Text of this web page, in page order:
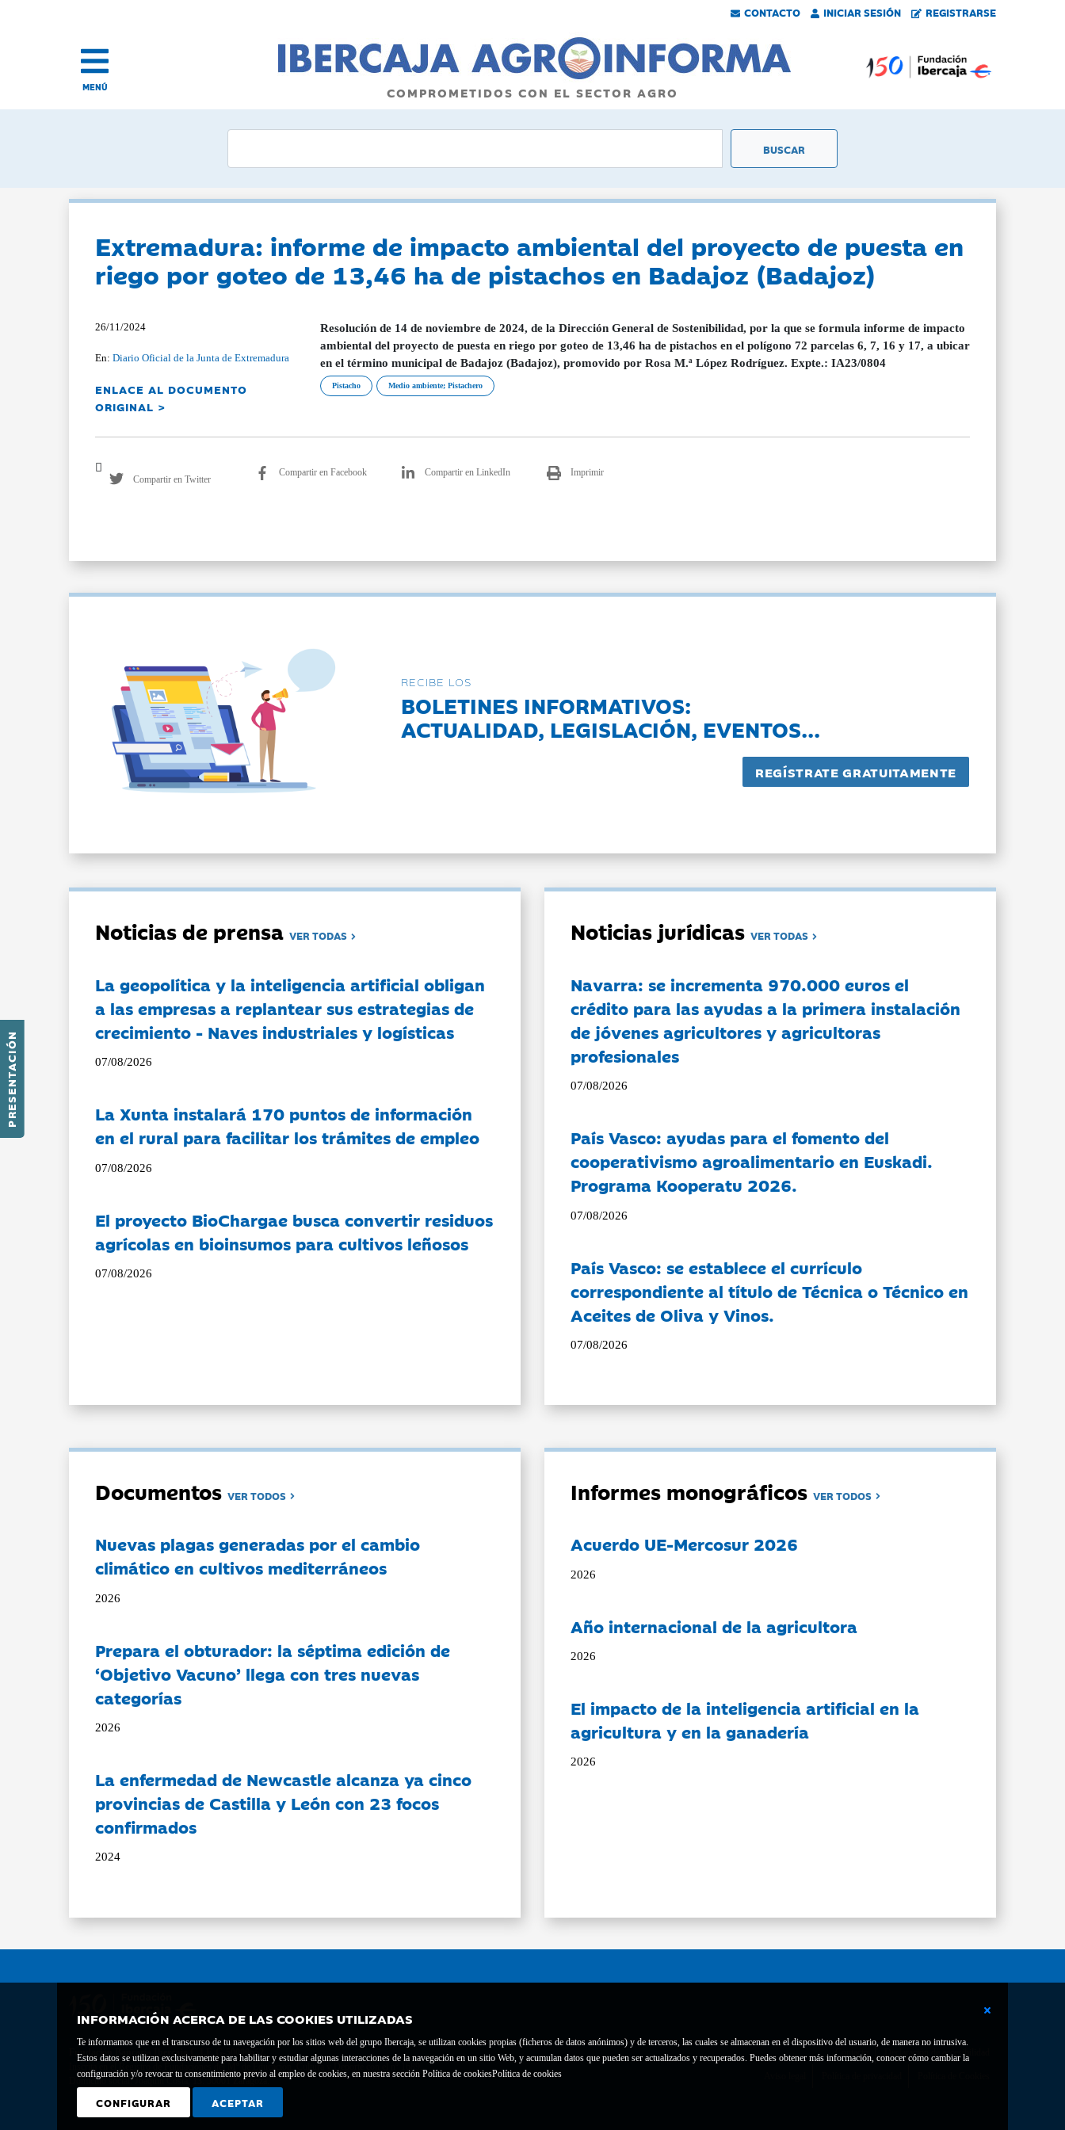
CONTACTO INICIAR SESIÓN REGISTRARSE
PRESENTACIÓN
MENÚ COMPROMETIDOS CON EL SECTOR AGRO
INFORMACIÓN ACERCA DE LAS COOKIES UTILIZADAS
Te informamos que en el transcurso de tu navegación por los sitios web del grupo Ibercaja, se utilizan cookies propias (ficheros de datos anónimos) y de terceros, las cuales se almacenan en el dispositivo del usuario, de manera no intrusiva.
Estos datos se utilizan exclusivamente para habilitar y estudiar algunas interacciones de la navegación en un sitio Web, y acumulan datos que pueden ser actualizados y recuperados. Puedes obtener más información, conocer cómo cambiar la
configuración y/o revocar tu consentimiento previo al empleo de cookies, en nuestra sección Política de cookiesPolítica de cookies
CONFIGURAR ACEPTAR
Extremadura: informe de impacto ambiental del proyecto de puesta en
riego por goteo de 13,46 ha de pistachos en Badajoz (Badajoz)
26/11/2024
En:Diario Oficial de la Junta de Extremadura
ENLACE AL DOCUMENTO
ORIGINAL >
Resolución de 14 de noviembre de 2024, de la Dirección General de Sostenibilidad, por la que se formula informe de impacto
ambiental del proyecto de puesta en riego por goteo de 13,46 ha de pistachos en el polígono 72 parcelas 6, 7, 16 y 17, a ubicar
en el término municipal de Badajoz (Badajoz), promovido por Rosa M.ª López Rodríguez. Expte.: IA23/0804
Pistacho Medio ambiente; Pistachero
Compartir en Twitter
Compartir en Facebook Compartir en LinkedIn Imprimir
RECIBE LOS
BOLETINES INFORMATIVOS:
ACTUALIDAD, LEGISLACIÓN, EVENTOS...
Noticias de prensaVER TODAS
La geopolítica y la inteligencia artificial obligan
a las empresas a replantear sus estrategias de
crecimiento - Naves industriales y logísticas
07/08/2026
La Xunta instalará 170 puntos de información
en el rural para facilitar los trámites de empleo
07/08/2026
El proyecto BioChargae busca convertir residuos
agrícolas en bioinsumos para cultivos leñosos
07/08/2026
Noticias jurídicasVER TODAS
Navarra: se incrementa 970.000 euros el
crédito para las ayudas a la primera instalación
de jóvenes agricultores y agricultoras
profesionales
07/08/2026
País Vasco: ayudas para el fomento del
cooperativismo agroalimentario en Euskadi.
Programa Kooperatu 2026.
07/08/2026
País Vasco: se establece el currículo
correspondiente al título de Técnica o Técnico en
Aceites de Oliva y Vinos.
07/08/2026
DocumentosVER TODOS
Nuevas plagas generadas por el cambio
climático en cultivos mediterráneos
2026
Prepara el obturador: la séptima edición de
‘Objetivo Vacuno’ llega con tres nuevas
categorías
2026
La enfermedad de Newcastle alcanza ya cinco
provincias de Castilla y León con 23 focos
confirmados
2024
Informes monográficosVER TODOS
Acuerdo UE-Mercosur 2026
2026
Año internacional de la agricultora
2026
El impacto de la inteligencia artificial en la
agricultura y en la ganadería
2026
Fundación Bancaria Ibercaja C.I.F. G-50000652.
Inscrita en el Registro de Fundaciones del Mº de Educación, Cultura y Deporte con el nº 1689.
Domicilio social: Joaquín Costa, 13. 50001 Zaragoza.
Contacto Declaración de accesibilidad